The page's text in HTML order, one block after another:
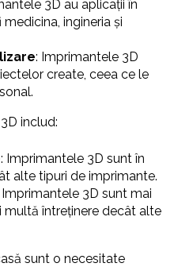
3D au aplicații în
ingineria și
: Imprimantele 3D
create, ceea ce le
includ:
: Imprimantele 3D sunt în
alte tipuri de imprimante.
Imprimantele 3D sunt mai
întreținere decât alte
sunt o necesitate